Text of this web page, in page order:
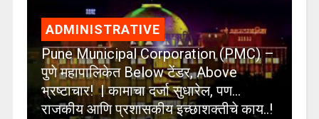
ADMINISTRATIVE
Pune Municipal Corporation (PMC) –
पुणे महापालिकेत Below टेंडर, Above
भ्रष्टाचार! | कामाचा दर्जा सुधारेल, पण…
राजकीय आणि प्रशासकीय इच्छाशक्तीचे काय..!